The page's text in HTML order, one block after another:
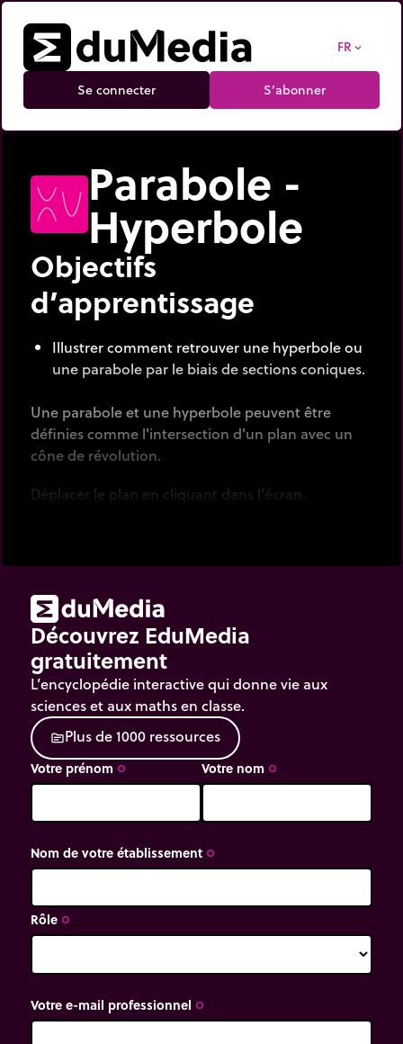
FR expand_more
Se connecter S’abonner
Parabole -
Hyperbole
Objectifs
d’apprentissage
Illustrer comment retrouver une hyperbole ou
une parabole par le biais de sections coniques.
Une parabole et une hyperbole peuvent être
définies comme l'intersection d'un plan avec un
cône de révolution.
Déplacer le plan en cliquant dans l'écran.
Découvrez EduMedia
gratuitement
L’encyclopédie interactive qui donne vie aux
sciences et aux maths en classe.
sourcePlusde1000 ressources
Votre prénom trip_origin Votre nom trip_origin
Nom de votre établissement trip_origin
Rôle trip_origin
Votre e-mail professionnel trip_origin